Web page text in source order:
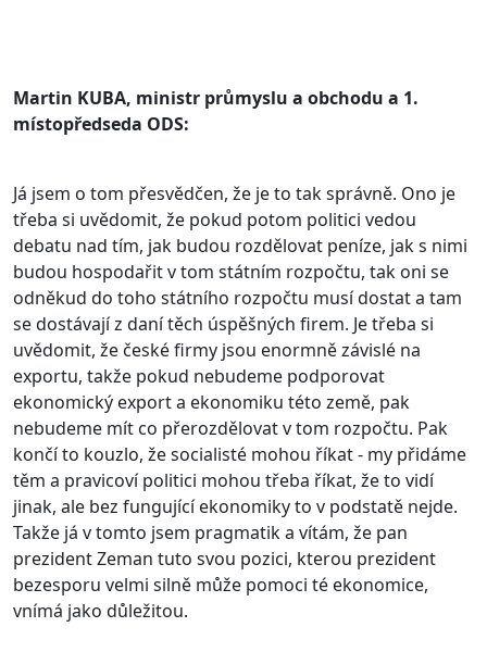
Martin KUBA, ministr průmyslu a obchodu a 1.
místopředseda ODS:
Já jsem o tom přesvědčen, že je to tak správně. Ono je
třeba si uvědomit, že pokud potom politici vedou
debatu nad tím, jak budou rozdělovat peníze, jak s nimi
budou hospodařit v tom státním rozpočtu, tak oni se
odněkud do toho státního rozpočtu musí dostat a tam
se dostávají z daní těch úspěšných firem. Je třeba si
uvědomit, že české firmy jsou enormně závislé na
exportu, takže pokud nebudeme podporovat
ekonomický export a ekonomiku této země, pak
nebudeme mít co přerozdělovat v tom rozpočtu. Pak
končí to kouzlo, že socialisté mohou říkat - my přidáme
těm a pravicoví politici mohou třeba říkat, že to vidí
jinak, ale bez fungující ekonomiky to v podstatě nejde.
Takže já v tomto jsem pragmatik a vítám, že pan
prezident Zeman tuto svou pozici, kterou prezident
bezesporu velmi silně může pomoci té ekonomice,
vnímá jako důležitou.